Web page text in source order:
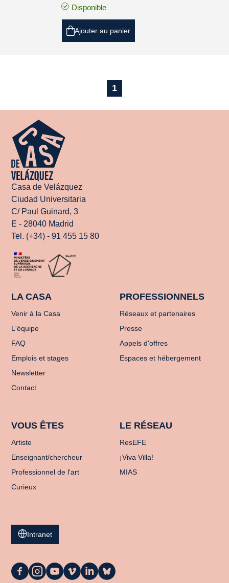
Disponible
Ajouter au panier
1
Casa de Velázquez
Ciudad Universitaria
C/ Paul Guinard, 3
E - 28040 Madrid
Tel. (+34) - 91 455 15 80
LA CASA
Venir à la Casa
L'équipe
FAQ
Emplois et stages
Newsletter
Contact
PROFESSIONNELS
Réseaux et partenaires
Presse
Appels d'offres
Espaces et hébergement
VOUS ÊTES
Artiste
Enseignant/chercheur
Professionnel de l'art
Curieux
LE RÉSEAU
ResEFE
¡Viva Villa!
MIAS
Intranet
La
La
La
La
La
La